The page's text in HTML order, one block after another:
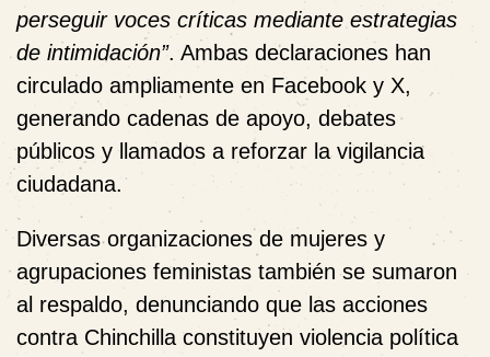
perseguir voces críticas mediante estrategias
de intimidación”. Ambas declaraciones han
circulado ampliamente en Facebook y X,
generando cadenas de apoyo, debates
públicos y llamados a reforzar la vigilancia
ciudadana.
Diversas organizaciones de mujeres y
agrupaciones feministas también se sumaron
al respaldo, denunciando que las acciones
contra Chinchilla constituyen violencia política